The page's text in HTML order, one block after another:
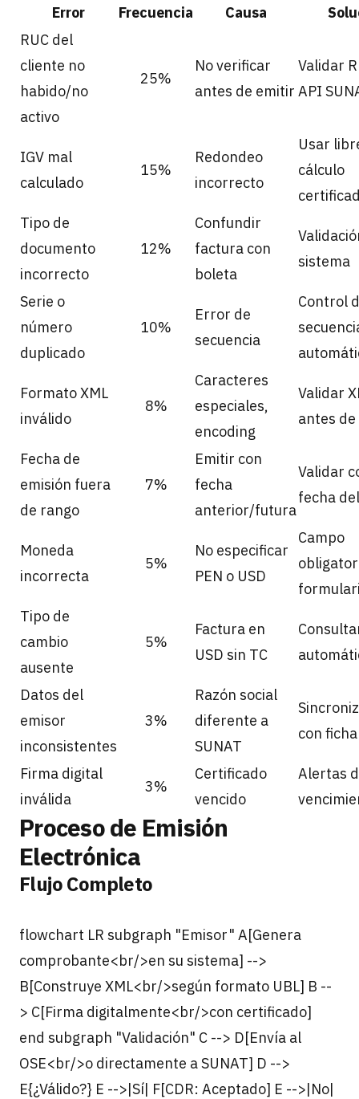
Error Frecuencia Causa
RUC del
cliente no
habido/no
activo
25%
No verificar
antes de emitir
Validar
API
IGV mal
calculado
15%
Redondeo
incorrecto
Usar
cálculo
Tipo de
documento
incorrecto
12%
Confundir
factura con
boleta
sistema
Serie o
número
duplicado
10%
Error de
secuencia
Control
Formato XML
inválido
8%
Caracteres
especiales,
encoding
Validar
antes
Fecha de
emisión fuera
de rango
7%
Emitir con
fecha
anterior/futura
Validar
fecha
Moneda
incorrecta
5%
No especificar
PEN o USD
Campo
Tipo de
cambio
ausente
5%
Factura en
USD sin TC
Datos del
emisor
inconsistentes
3%
Razón social
diferente a
SUNAT
con ficha
Firma digital
inválida
3%
Certificado
vencido
Alertas
Proceso de Emisión
Electrónica
Flujo Completo
flowchart LR subgraph "Emisor" A[Genera
comprobante<br/>en su sistema] -->
B[Construye XML<br/>según formato UBL] B --
> C[Firma digitalmente<br/>con certificado]
end subgraph "Validación" C --> D[Envía al
OSE<br/>o directamente a SUNAT] D -->
E{¿Válido?} E -->|Sí| F[CDR: Aceptado] E -->|No|